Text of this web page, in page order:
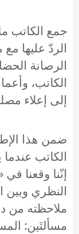
جمع الكاتب
الردّ عليها
الرصانة
الكاتب،
إلى إعلاء
ضمن هذا
الكاتب
إنّنا وقعنا
النظري وبين
ملاحظته من
مسألتَين: